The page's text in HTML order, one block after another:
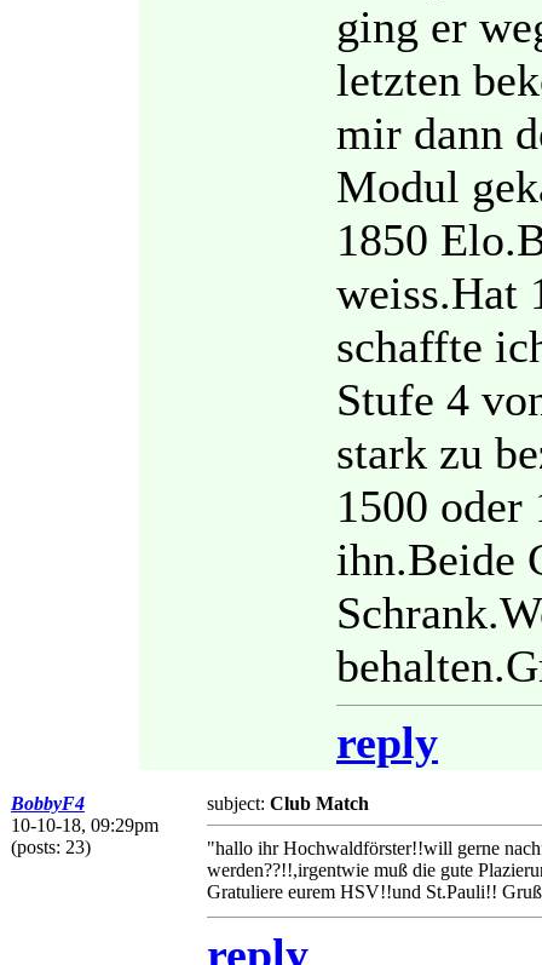
ging er
letzten
mir dann
Modul
1850
weiss.Hat
schaffte
Stufe 4
stark zu
1500 oder
ihn.Beide
reply
BobbyF4
10-10-18, 09:29pm
(posts: 23)
subject: Club Match
"hallo ihr Hochwaldförster!!will gerne
werden??!!,irgentwie muß die gute
Gratuliere eurem HSV!!und St.Pauli!!
reply